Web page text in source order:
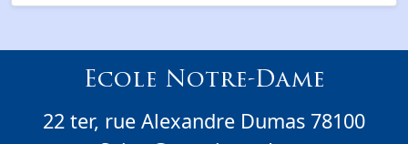
Ecole Notre-Dame
22 ter, rue Alexandre Dumas 78100